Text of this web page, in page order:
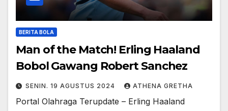
BERITA BOLA
Man of the Match! Erling Haaland
Bobol Gawang Robert Sanchez
SENIN. 19 AGUSTUS 2024 ATHENA GRETHA
Portal Olahraga Terupdate – Erling Haaland